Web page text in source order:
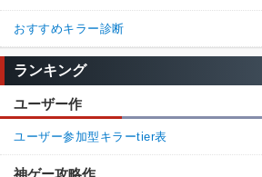
おすすめキラー診断
ランキング
ユーザー作
ユーザー参加型キラーtier表
神ゲー攻略作